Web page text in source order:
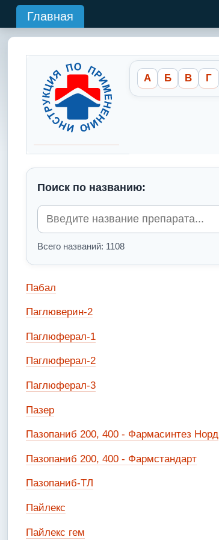
Главная
А Б В Г
Поиск по названию:
Всего названий: 1108
Пабал
Паглюверин-2
Паглюферал-1
Паглюферал-2
Паглюферал-3
Пазер
Пазопаниб 200, 400 - Фармасинтез Норд
Пазопаниб 200, 400 - Фармстандарт
Пазопаниб-ТЛ
Пайлекс
Пайлекс гем